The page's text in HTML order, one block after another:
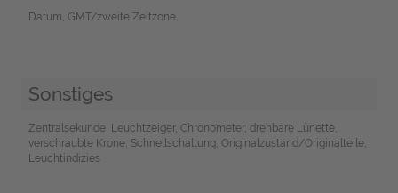
Datum, GMT/zweite Zeitzone
Sonstiges
Zentralsekunde, Leuchtzeiger, Chronometer, drehbare Lünette,
verschraubte Krone, Schnellschaltung, Originalzustand/Originalteile,
Leuchtindizies